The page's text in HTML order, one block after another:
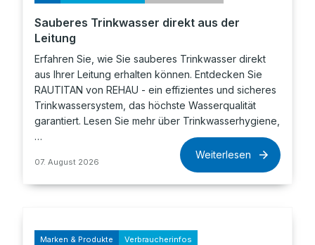
Sauberes Trinkwasser direkt aus der
Leitung
Erfahren Sie, wie Sie sauberes Trinkwasser direkt
aus Ihrer Leitung erhalten können. Entdecken Sie
RAUTITAN von REHAU - ein effizientes und sicheres
Trinkwassersystem, das höchste Wasserqualität
garantiert. Lesen Sie mehr über Trinkwasserhygiene,
…
07. August 2026
Weiterlesen
Marken & Produkte Verbraucherinfos